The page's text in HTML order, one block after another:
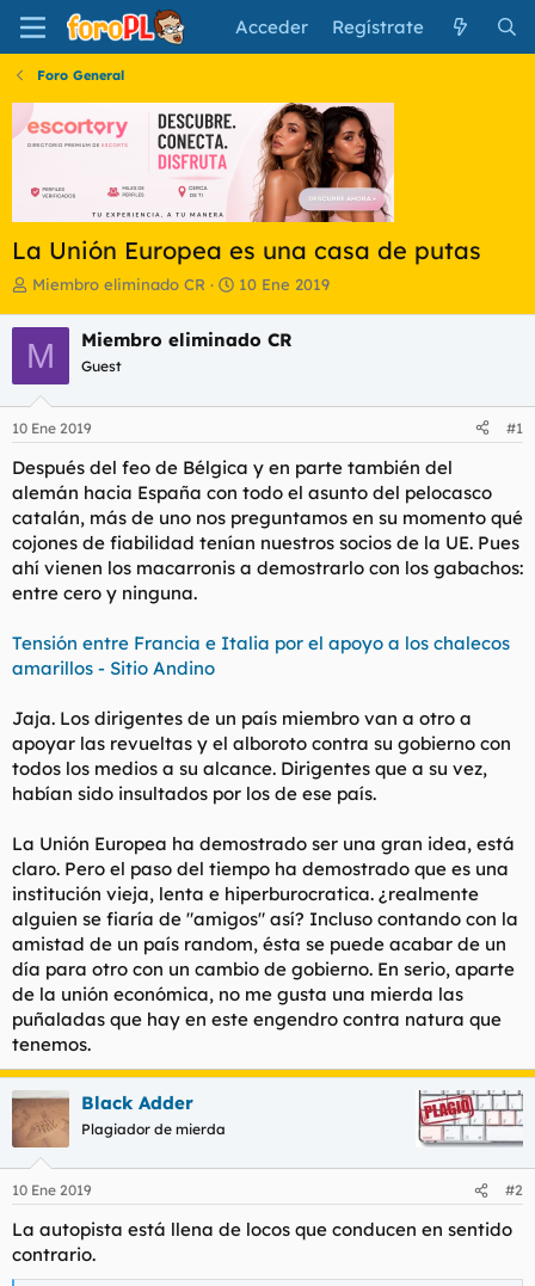
Acceder Regístrate
Foro General
La Unión Europea es una casa de putas
I
i
c
i
a
d
o
d
e
l
t
e
m
a
Miembro eliminado CR
F
h
e
i
c
i
o
10 Ene 2019
M Miembro eliminado CR
Guest
10 Ene 2019 #1
Después del feo de Bélgica y en parte también del
alemán hacia España con todo el asunto del pelocasco
catalán, más de uno nos preguntamos en su momento qué
cojones de fiabilidad tenían nuestros socios de la UE. Pues
ahí vienen los macarronis a demostrarlo con los gabachos:
entre cero y ninguna.
Tensión entre Francia e Italia por el apoyo a los chalecos
amarillos - Sitio Andino
Jaja. Los dirigentes de un país miembro van a otro a
apoyar las revueltas y el alboroto contra su gobierno con
todos los medios a su alcance. Dirigentes que a su vez,
habían sido insultados por los de ese país.
La Unión Europea ha demostrado ser una gran idea, está
claro. Pero el paso del tiempo ha demostrado que es una
institución vieja, lenta e hiperburocratica. ¿realmente
alguien se fiaría de "amigos" así? Incluso contando con la
amistad de un país random, ésta se puede acabar de un
día para otro con un cambio de gobierno. En serio, aparte
de la unión económica, no me gusta una mierda las
puñaladas que hay en este engendro contra natura que
tenemos.
Black Adder
Plagiador de mierda
10 Ene 2019 #2
La autopista está llena de locos que conducen en sentido
contrario.